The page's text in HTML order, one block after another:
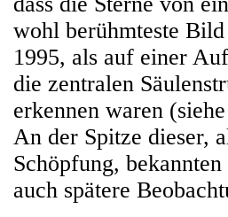
wohl berühmteste
1995, als auf einer
die zentralen
erkennen waren
An der Spitze dieser,
Schöpfung,
auch spätere